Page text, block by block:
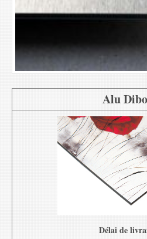
Alu
Délai de